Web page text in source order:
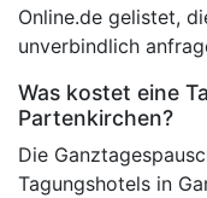
Online.de gelistet,
unverbindlich
Was kostet eine
Partenkirchen?
Die
Tagungshotels in